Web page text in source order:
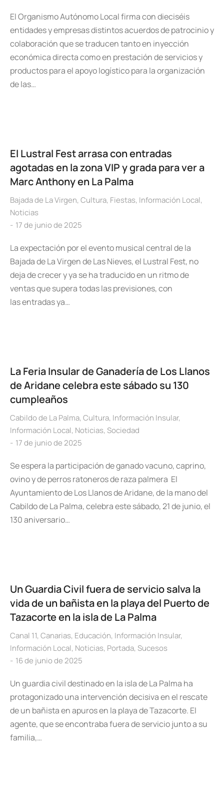
El Organismo Autónomo Local firma con dieciséis
entidades y empresas distintos acuerdos de patrocinio y
colaboración que se traducen tanto en inyección
económica directa como en prestación de servicios y
productos para el apoyo logístico para la organización
de las…
El Lustral Fest arrasa con entradas
agotadas en la zona VIP y grada para ver a
Marc Anthony en La Palma
Bajada de La Virgen, Cultura, Fiestas, Información Local,
Noticias
17 de junio de 2025
La expectación por el evento musical central de la
Bajada de La Virgen de Las Nieves, el Lustral Fest, no
deja de crecer y ya se ha traducido en un ritmo de
ventas que supera todas las previsiones, con
las entradas ya…
La Feria Insular de Ganadería de Los Llanos
de Aridane celebra este sábado su 130
cumpleaños
Cabildo de La Palma, Cultura, Información Insular,
Información Local, Noticias, Sociedad
17 de junio de 2025
Se espera la participación de ganado vacuno, caprino,
ovino y de perros ratoneros de raza palmera El
Ayuntamiento de Los Llanos de Aridane, de la mano del
Cabildo de La Palma, celebra este sábado, 21 de junio, el
130 aniversario…
Un Guardia Civil fuera de servicio salva la
vida de un bañista en la playa del Puerto de
Tazacorte en la isla de La Palma
Canal 11, Canarias, Educación, Información Insular,
Información Local, Noticias, Portada, Sucesos
16 de junio de 2025
Un guardia civil destinado en la isla de La Palma ha
protagonizado una intervención decisiva en el rescate
de un bañista en apuros en la playa de Tazacorte. El
agente, que se encontraba fuera de servicio junto a su
familia,…